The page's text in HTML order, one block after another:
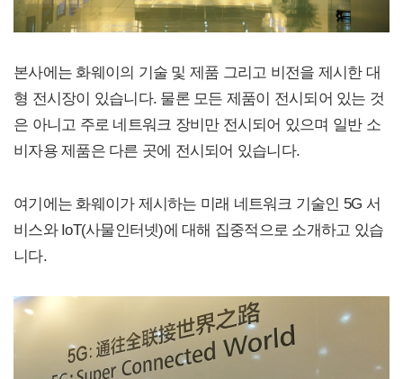
본사에는 화웨이의 기술 및 제품 그리고 비전을 제시한 대
형 전시장이 있습니다. 물론 모든 제품이 전시되어 있는 것
은 아니고 주로 네트워크 장비만 전시되어 있으며 일반 소
비자용 제품은 다른 곳에 전시되어 있습니다.
여기에는 화웨이가 제시하는 미래 네트워크 기술인 5G 서
비스와 IoT(사물인터넷)에 대해 집중적으로 소개하고 있습
니다.